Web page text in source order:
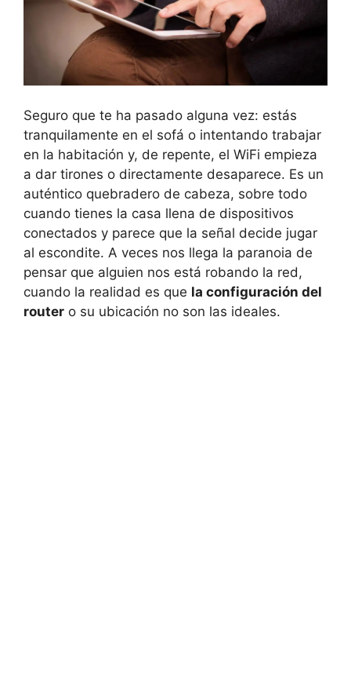
Seguro que te ha pasado alguna vez: estás
tranquilamente en el sofá o intentando trabajar
en la habitación y, de repente, el WiFi empieza
a dar tirones o directamente desaparece. Es un
auténtico quebradero de cabeza, sobre todo
cuando tienes la casa llena de dispositivos
conectados y parece que la señal decide jugar
al escondite. A veces nos llega la paranoia de
pensar que alguien nos está robando la red,
cuando la realidad es que la configuración del
router o su ubicación no son las ideales.